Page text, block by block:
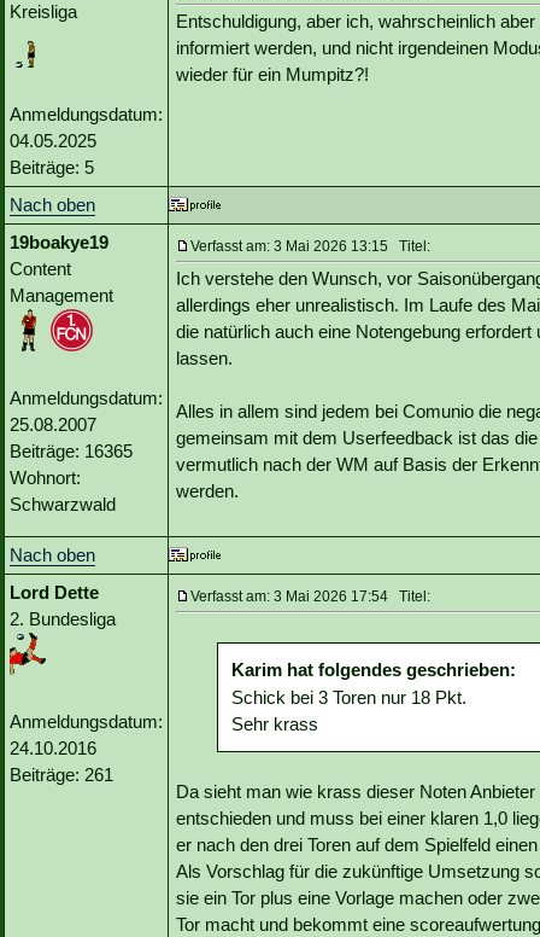
Kreisliga
Anmeldungsdatum:
04.05.2025
Beiträge: 5
Entschuldigung, aber ich, wahrscheinlich
informiert werden, und nicht irgendeinen
wieder für ein Mumpitz?!
Nach oben
19boakye19
Content
Management
Anmeldungsdatum:
25.08.2007
Beiträge: 16365
Wohnort:
Schwarzwald
Verfasst am: 3 Mai 2026 13:15 Titel:
Ich verstehe den Wunsch, vor
allerdings eher unrealistisch. Im Laufe des
die natürlich auch eine Notengebung
lassen.
Alles in allem sind jedem bei Comunio die
gemeinsam mit dem Userfeedback ist das
vermutlich nach der WM auf Basis der
werden.
Nach oben
Lord Dette
2. Bundesliga
Anmeldungsdatum:
24.10.2016
Beiträge: 261
Verfasst am: 3 Mai 2026 17:54 Titel:
Karim hat folgendes geschrieben:
Schick bei 3 Toren nur 18 Pkt.
Sehr krass
Da sieht man wie krass dieser Noten
entschieden und muss bei einer klaren 1,0
er nach den drei Toren auf dem Spielfeld
Als Vorschlag für die zukünftige Umsetzung
sie ein Tor plus eine Vorlage machen oder
Tor macht und bekommt eine